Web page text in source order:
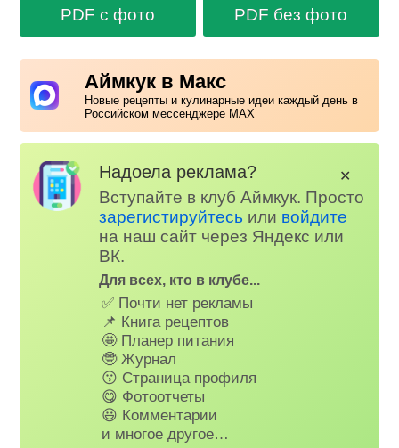
PDF с фото PDF без фото
Аймкук в Макс
Новые рецепты и кулинарные идеи каждый день в
Российском мессенджере MAX
Надоела реклама?
Вступайте в клуб Аймкук. Просто
зарегистируйтесь или войдите
на наш сайт через Яндекс или
ВК.
Для всех, кто в клубе...
✅ Почти нет рекламы
📌 Книга рецептов
🤩 Планер питания
🤓 Журнал
😗 Страница профиля
😋 Фотоотчеты
😃 Комментарии
и многое другое…
✕